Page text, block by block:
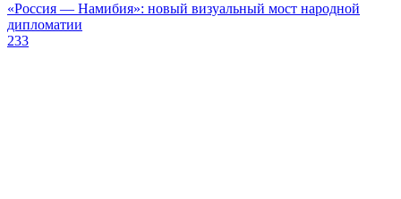
«Россия — Намибия»: новый визуальный мост народной
дипломатии
233